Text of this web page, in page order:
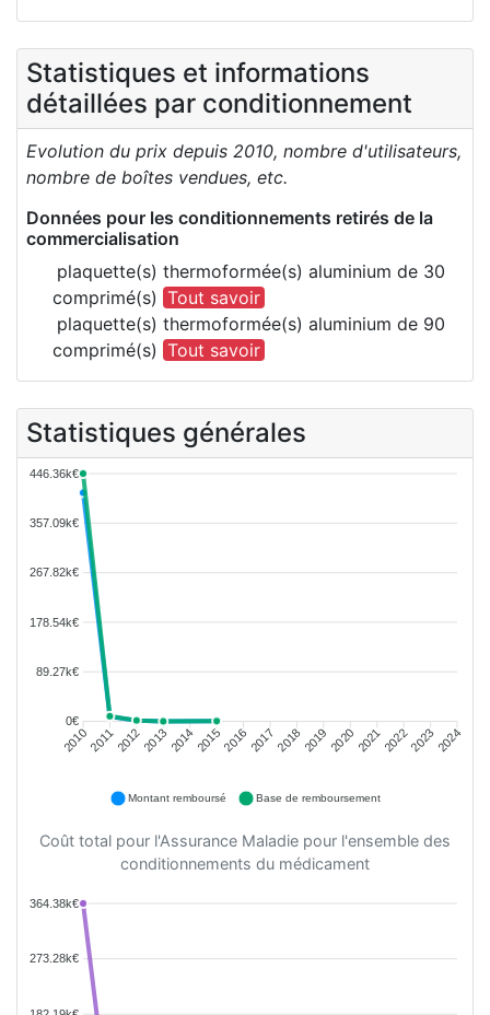
Statistiques et informations
détaillées par conditionnement
Evolution du prix depuis 2010, nombre d'utilisateurs,
nombre de boîtes vendues, etc.
Données pour les conditionnements retirés de la
commercialisation
plaquette(s) thermoformée(s) aluminium de 30
comprimé(s) Tout savoir
plaquette(s) thermoformée(s) aluminium de 90
comprimé(s) Tout savoir
Statistiques générales
446.36k€
357.09k€
267.82k€
178.54k€
89.27k€
0€
201020112012201320142015201620172018201920202021202220232024
Montant remboursé Base de remboursement
Coût total pour l'Assurance Maladie pour l'ensemble des
conditionnements du médicament
364.38k€
273.28k€